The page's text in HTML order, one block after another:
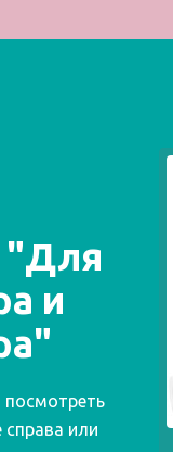
"Для
и
или